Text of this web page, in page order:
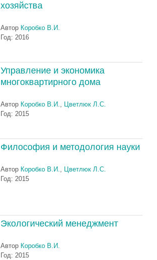
хозяйства
Автор Коробко В.И.
Год: 2016
Управление и экономика
многоквартирного дома
Автор Коробко В.И., Цветлюк Л.С.
Год: 2015
Философия и методология науки
Автор Коробко В.И., Цветлюк Л.С.
Год: 2015
Экологический менеджмент
Автор Коробко В.И.
Год: 2015